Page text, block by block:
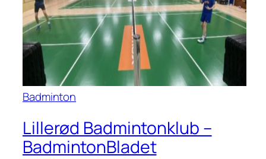
Badminton
Lillerød Badmintonklub –
BadmintonBladet